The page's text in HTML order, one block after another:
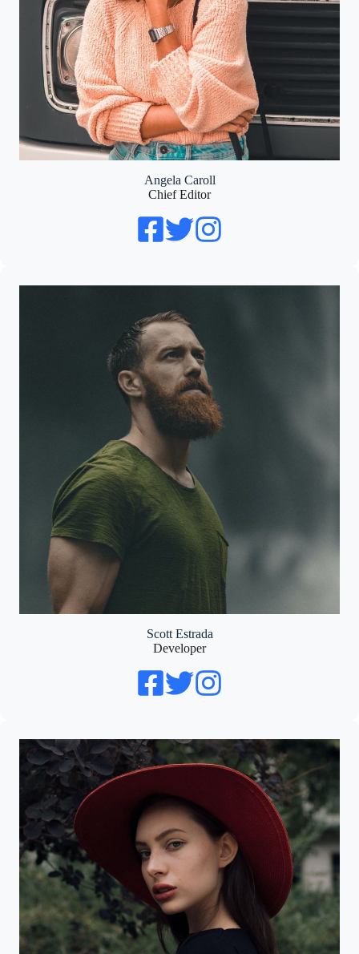
Angela Caroll
Chief Editor
Scott Estrada
Developer